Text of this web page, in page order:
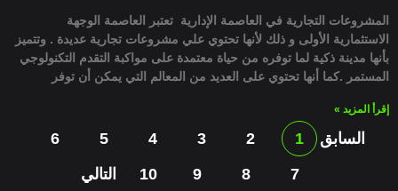
المشروعات التجارية في العاصمة الإدارية تعتبر العاصمة الوجهة
الاستثمارية الأولى و ذلك لأنها تحتوي علي مشروعات تجارية عديدة . وتتميز
بأنها مدينة ذكية لما توفره من حياة معتمدة على مواكبة التقدم التكنولوجي
المستمر .كما أنها تحتوي على العديد من المعالم التي يمكن أن توفر
إقرأ المزيد »
السابق 1
2
3
4
5
6
7
8
9
10 التالي